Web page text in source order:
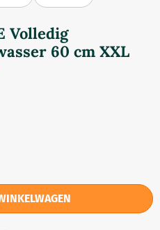
Volledig
60 cm XXL